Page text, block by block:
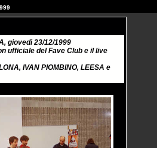
giovedì 23/12/1999
ufficiale del Fave Club e il live
IVAN PIOMBINO, LEESA e